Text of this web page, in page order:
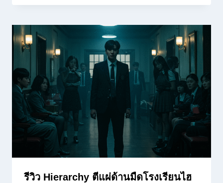
รีวิว Hierarchy ตีแผ่ด้านมืดโรงเรียนไฮ